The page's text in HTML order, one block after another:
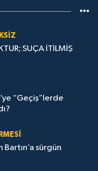
SUÇA İTİLMİŞ
“Geçiş”lerde
Bartın’a sürgün